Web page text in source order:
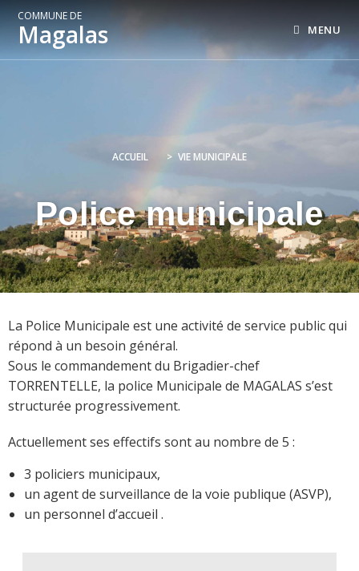
COMMUNE DE
Magalas MENU
ACCUEIL > VIE MUNICIPALE
Police municipale
La Police Municipale est une activité de service public qui
répond à un besoin général.
Sous le commandement du Brigadier-chef
TORRENTELLE, la police Municipale de MAGALAS s’est
structurée progressivement.
Actuellement ses effectifs sont au nombre de 5 :
3 policiers municipaux,
un agent de surveillance de la voie publique (ASVP),
un personnel d’accueil .